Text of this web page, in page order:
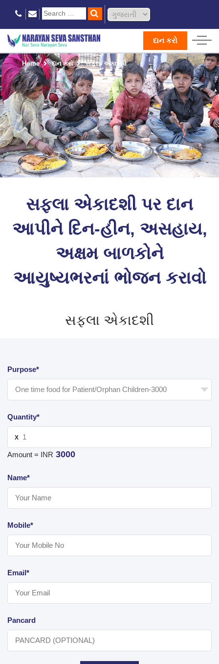
દાન કરો
Home દાન કરો સફલા એકાદશી
સફલા એકાદશી પર દાન
આપીને દિન-હીન, અસહાય,
અક્ષમ બાળકોને
આયુષ્યભરનાં ભોજન કરાવો
સફલા એકાદશી
Purpose*
Quantity*
X
Amount = INR 3000
Name*
Mobile*
Email*
Pancard